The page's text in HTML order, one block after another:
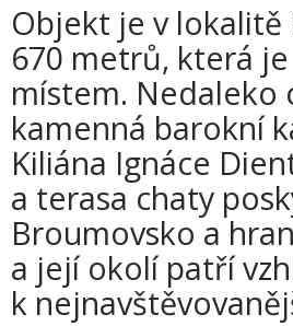
Objekt je v lokalitě
670 metrů, která
místem. Nedaleko
kamenná barokní
Kiliána Ignáce
a terasa chaty
Broumovsko a
a její okolí patří
k